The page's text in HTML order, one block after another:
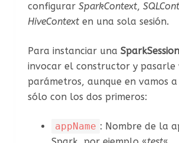
configurar SparkContext,
HiveContext en una sola sesión.
Para instanciar una SparkSession
invocar el constructor y pasarle
parámetros, aunque en vamos
sólo con los dos primeros:
appName : Nombre de la